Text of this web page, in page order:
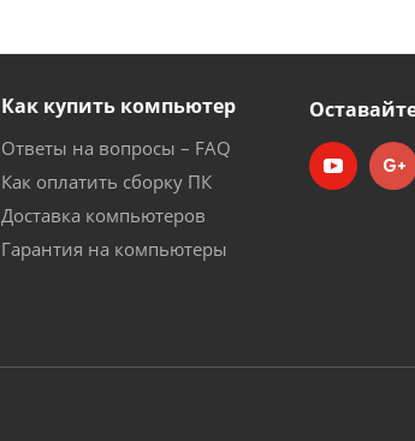
Как купить компьютер
Ответы на вопросы – FAQ
Как оплатить сборку ПК
Доставка компьютеров
Гарантия на компьютеры